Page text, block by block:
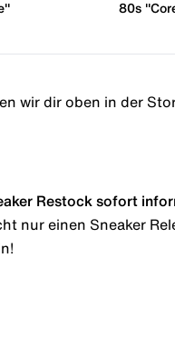
80s
wir dir oben in der
Restock sofort
nur einen Sneaker